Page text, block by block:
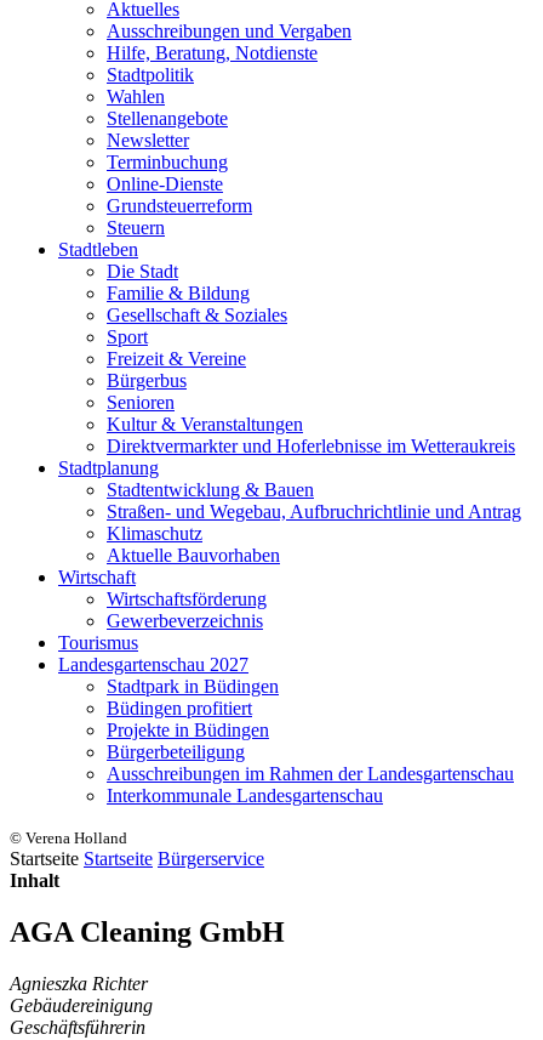
Aktuelles
Ausschreibungen und Vergaben
Hilfe, Beratung, Notdienste
Stadtpolitik
Wahlen
Stellenangebote
Newsletter
Terminbuchung
Online-Dienste
Grundsteuerreform
Steuern
Stadtleben
Die Stadt
Familie & Bildung
Gesellschaft & Soziales
Sport
Freizeit & Vereine
Bürgerbus
Senioren
Kultur & Veranstaltungen
Direktvermarkter und Hoferlebnisse im Wetteraukreis
Stadtplanung
Stadtentwicklung & Bauen
Straßen- und Wegebau, Aufbruchrichtlinie und Antrag
Klimaschutz
Aktuelle Bauvorhaben
Wirtschaft
Wirtschaftsförderung
Gewerbeverzeichnis
Tourismus
Landesgartenschau 2027
Stadtpark in Büdingen
Büdingen profitiert
Projekte in Büdingen
Bürgerbeteiligung
Ausschreibungen im Rahmen der Landesgartenschau
Interkommunale Landesgartenschau
© Verena Holland
Startseite Startseite Bürgerservice
Inhalt
AGA Cleaning GmbH
Agnieszka Richter
Gebäudereinigung
Geschäftsführerin